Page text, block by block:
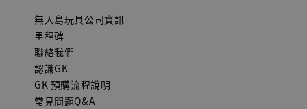
無人島玩具公司資訊
里程碑
聯絡我們
認識GK
GK 預購流程說明
常見問題Q&A